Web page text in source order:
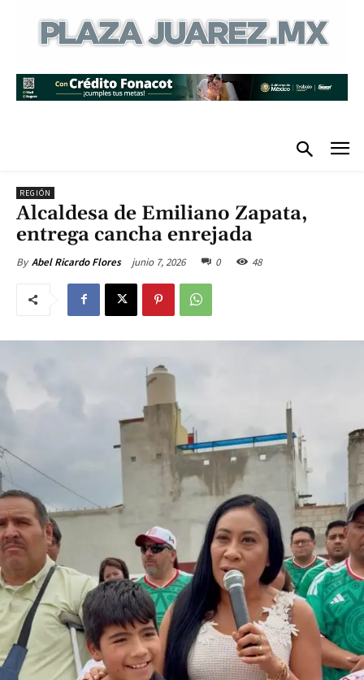
REGIÓN
Alcaldesa de Emiliano Zapata,
entrega cancha enrejada
By Abel Ricardo Flores junio 7, 2026 0 48